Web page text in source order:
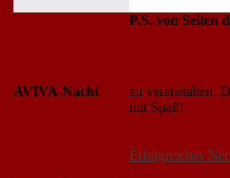
P.S. von Seiten
AVIVA-Nacht
zu veranstalten.
mit Spaß!
Erfolgreiches